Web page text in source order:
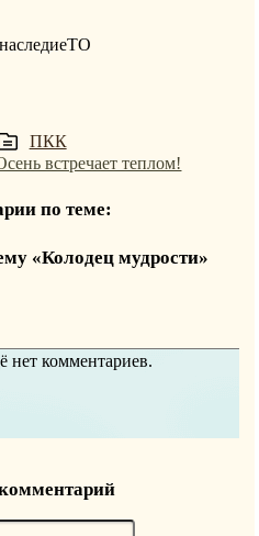
ПКК
встречает теплом!
по теме:
«Колодец мудрости»
нет комментариев.